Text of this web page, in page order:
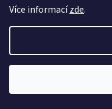
Více informacízde.